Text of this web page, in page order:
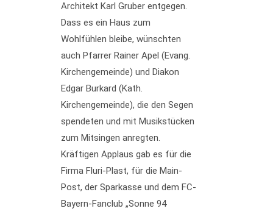
Architekt Karl Gruber entgegen.
Dass es ein Haus zum
Wohlfühlen bleibe, wünschten
auch Pfarrer Rainer Apel (Evang.
Kirchengemeinde) und Diakon
Edgar Burkard (Kath.
Kirchengemeinde), die den Segen
spendeten und mit Musikstücken
zum Mitsingen anregten.
Kräftigen Applaus gab es für die
Firma Fluri-Plast, für die Main-
Post, der Sparkasse und dem FC-
Bayern-Fanclub „Sonne 94